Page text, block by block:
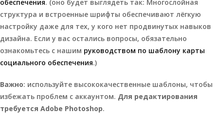
обеспечения. (оно будет выглядеть так: Многослойная
структура и встроенные шрифты обеспечивают лёгкую
настройку даже для тех, у кого нет продвинутых навыков
дизайна. Если у вас остались вопросы, обязательно
ознакомьтесь с нашим руководством по шаблону карты
социального обеспечения.)
Важно: используйте высококачественные шаблоны, чтобы
избежать проблем с аккаунтом. Для редактирования
требуется Adobe Photoshop.